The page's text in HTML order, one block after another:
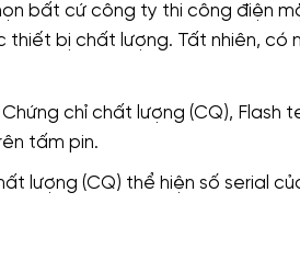
bất cứ công ty thi công điện
thiết bị chất lượng. Tất nhiên, có
chỉ chất lượng (CQ), Flash
tấm pin.
lượng (CQ) thể hiện số serial